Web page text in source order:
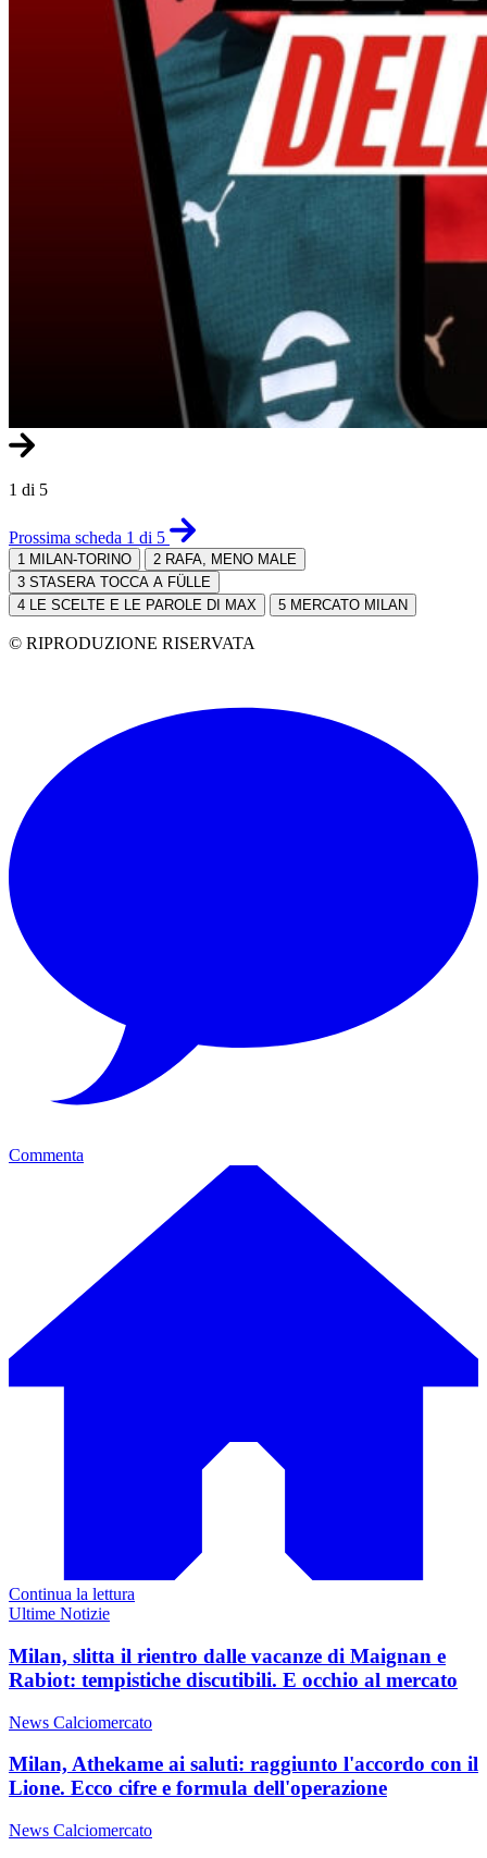
1 di 5
Prossima scheda 1 di 5
1 MILAN-TORINO 2 RAFA, MENO MALE
3 STASERA TOCCA A FÜLLE
4
LE SCELTE E LE PAROLE DI MAX 5 MERCATO MILAN
© RIPRODUZIONE RISERVATA
Commenta
Continua la lettura
Ultime Notizie
Milan, slitta il rientro dalle vacanze di Maignan e
Rabiot: tempistiche discutibili. E occhio al mercato
News Calciomercato
Milan, Athekame ai saluti: raggiunto l'accordo con il
Lione. Ecco cifre e formula dell'operazione
News Calciomercato